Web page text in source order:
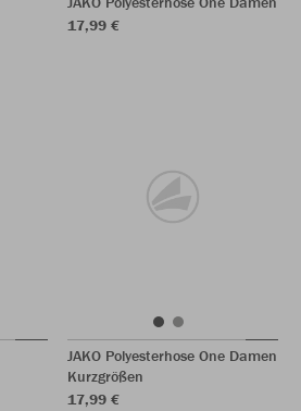
17,99 €
JAKO Polyesterhose One Damen
Kurzgrößen
17,99 €